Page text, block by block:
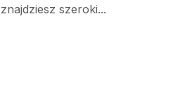
znajdziesz szeroki...